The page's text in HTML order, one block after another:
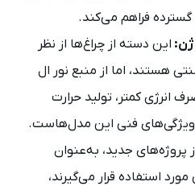
گسترده فراهم می‌کند.
این دسته از چراغ‌ها از نظر
هستند، اما از منبع نور ال
انرژی کمتر، تولید حرارت
ویژگی‌های فنی این مدل‌هاست.
پروژه‌های جدید، به‌عنوان
استفاده قرار می‌گیرند،